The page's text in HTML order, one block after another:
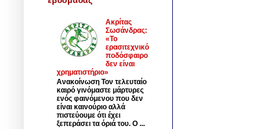
Ακρίτας
Σωσάνδρας:
«Το
ερασιτεχνικό
ποδόσφαιρο
δεν είναι
χρηματιστήριο»
Ανακοίνωση Τον τελευταίο
καιρό γινόμαστε μάρτυρες
ενός φαινόμενου που δεν
είναι καινούριο αλλά
πιστεύουμε ότι έχει
ξεπεράσει τα όριά του. Ο ...